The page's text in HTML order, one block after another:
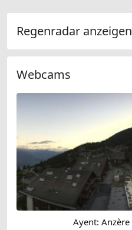
Regenradar anzeigen
Webcams
Ayent: Anzère